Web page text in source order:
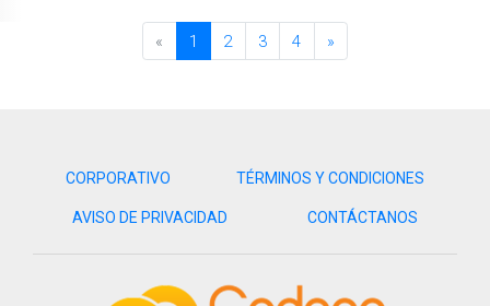
« 1 2 3 4 »
CORPORATIVO TÉRMINOS Y CONDICIONES
AVISO DE PRIVACIDAD CONTÁCTANOS